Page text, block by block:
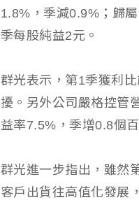
1.8%，季減0.9%；歸
季每股純益2元。
群光表示，第1季獲利
擾。另外公司嚴格控管
益率7.5%，季增0.8個
群光進一步指出，雖然
客戶出貨往高值化發展